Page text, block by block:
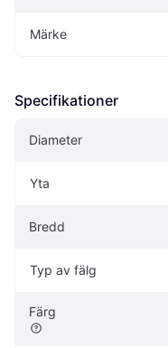
Märke
Specifikationer
Diameter
Yta
Bredd
Typ av fälg
Färg